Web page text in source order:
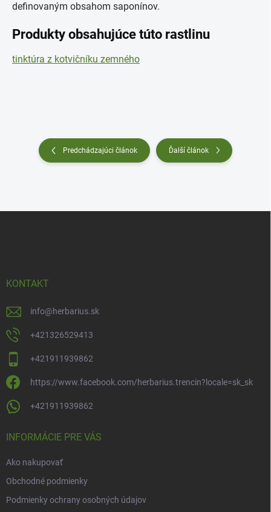
definovaným obsahom saponínov.
Produkty obsahujúce túto rastlinu
tinktúra z kotvičníku zemného
Predchádzajúci článok Ďalší článok
KONTAKT
info@herbarius.sk
+421326529413
+421911939862
https://www.facebook.com/herbarius.trencin?locale=sk_sk
+421911939862
INFORMÁCIE PRE VÁS
Ako nakupovať
Obchodné podmienky
Podmienky ochrany osobných údajov